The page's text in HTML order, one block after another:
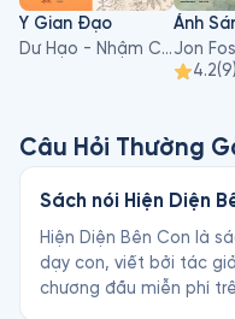
Y Gian Đạo
Dư Hạo - Nhậm Chi Đường, Trịnh Lê
Ánh
Jon
4.2(9)
Câu Hỏi Thường
Sách nói Hiện Diện
Hiện Diện Bên Con là
dạy con, viết bởi tác
chương đầu miễn phí